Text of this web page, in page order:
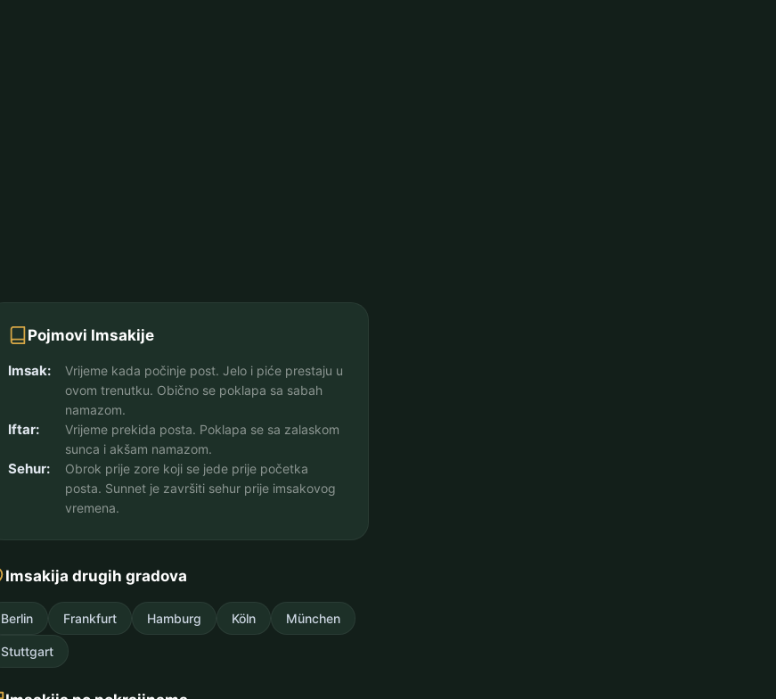
Pojmovi Imsakije
Imsak:
Vrijeme kada počinje post. Jelo i piće prestaju u
ovom trenutku. Obično se poklapa sa sabah
namazom.
Iftar:
Vrijeme prekida posta. Poklapa se sa zalaskom
sunca i akšam namazom.
Sehur:
Obrok prije zore koji se jede prije početka
posta. Sunnet je završiti sehur prije imsakovog
vremena.
Imsakija drugih gradova
Berlin Frankfurt Hamburg Köln München
Stuttgart